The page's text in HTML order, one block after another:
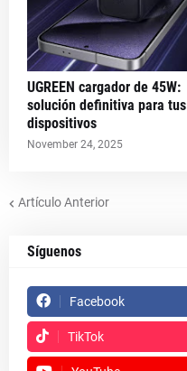
UGREEN cargador de 45W:
solución definitiva para tus
dispositivos
November 24, 2025
Artículo Anterior
Síguenos
Facebook
TikTok